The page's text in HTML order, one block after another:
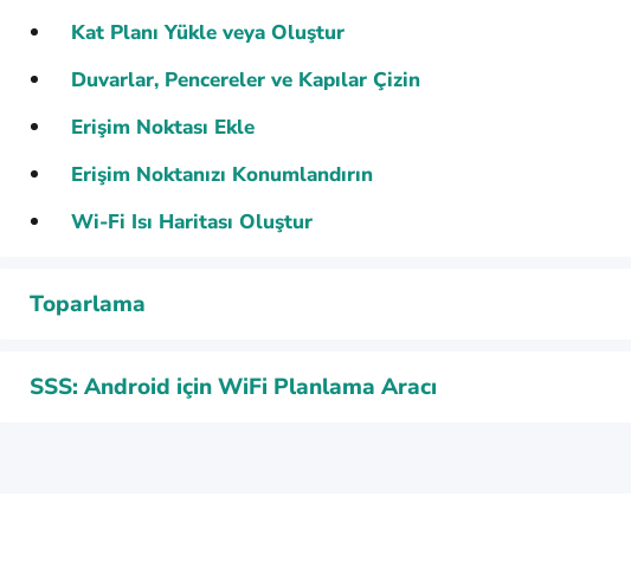
Kat Planı Yükle veya Oluştur
Duvarlar, Pencereler ve Kapılar Çizin
Erişim Noktası Ekle
Erişim Noktanızı Konumlandırın
Wi-Fi Isı Haritası Oluştur
Toparlama
SSS: Android için WiFi Planlama Aracı